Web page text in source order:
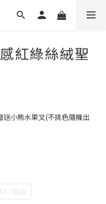
紅綠絲絨聖
送小熊水果叉(不挑色隨機出
- 奶白